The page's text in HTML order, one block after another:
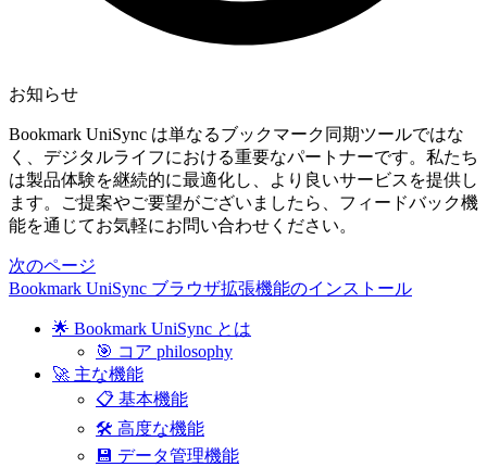
お知らせ
Bookmark UniSync は単なるブックマーク同期ツールではな
く、デジタルライフにおける重要なパートナーです。私たち
は製品体験を継続的に最適化し、より良いサービスを提供し
ます。ご提案やご要望がございましたら、フィードバック機
能を通じてお気軽にお問い合わせください。
次のページ
Bookmark UniSync ブラウザ拡張機能のインストール
🌟 Bookmark UniSync とは
🎯 コア philosophy
🚀 主な機能
📋 基本機能
🛠️ 高度な機能
💾 データ管理機能